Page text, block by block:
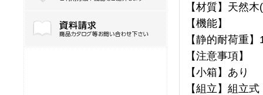
【材質】天然
【機能】
【静的耐荷重
【注意事項】
【小箱】あり
【組立】組立式